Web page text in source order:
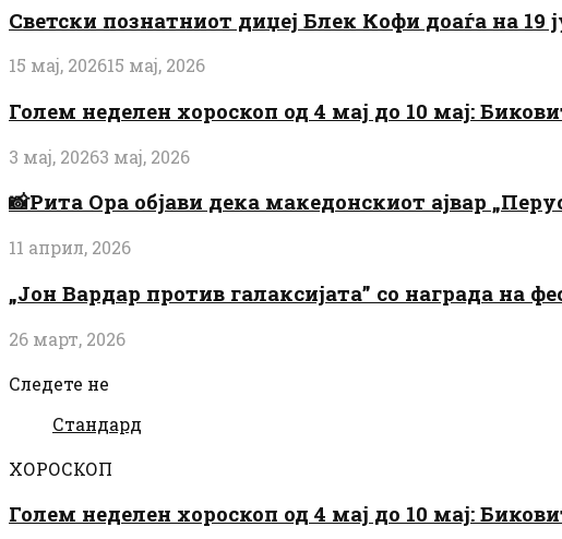
Светски познатниот диџеј Блек Кофи доаѓа на 19
15 мај, 202615 мај, 2026
Голем неделен хороскоп од 4 мај до 10 мај:
3 мај, 20263 мај, 2026
📸Рита Ора објави дека македонскиот ајвар
11 април, 2026
„Јон Вардар против галаксијата” со награда на
26 март, 2026
Следете не
Стандард
ХОРОСКОП
Голем неделен хороскоп од 4 мај до 10 мај: